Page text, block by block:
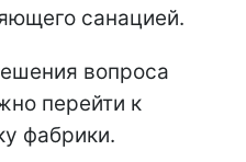
санацией.
вопроса
перейти к
фабрики.